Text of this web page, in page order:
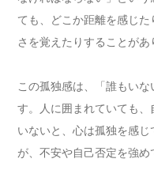
ても、どこか距離を感じ
さを覚えたりすることがあ
この孤独感は、「誰もい
す。人に囲まれていても
いないと、心は孤独を感
が、不安や自己否定を強め